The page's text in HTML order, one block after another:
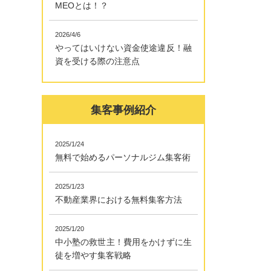
MEOとは！？
2026/4/6
やってはいけない資金使途違反！融
資を受ける際の注意点
集客事例紹介
2025/1/24
無料で始めるパーソナルジム集客術
2025/1/23
不動産業界における無料集客方法
2025/1/20
中小塾の救世主！費用をかけずに生
徒を増やす集客戦略